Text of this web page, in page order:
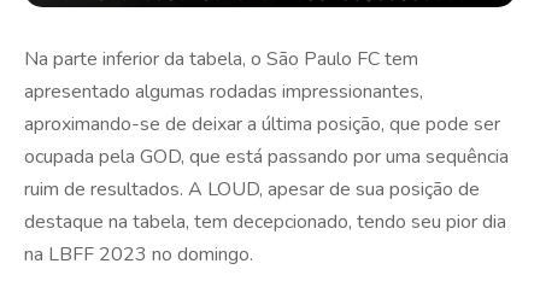
Na parte inferior da tabela, o São Paulo FC tem
apresentado algumas rodadas impressionantes,
aproximando-se de deixar a última posição, que pode ser
ocupada pela GOD, que está passando por uma sequência
ruim de resultados. A LOUD, apesar de sua posição de
destaque na tabela, tem decepcionado, tendo seu pior dia
na LBFF 2023 no domingo.